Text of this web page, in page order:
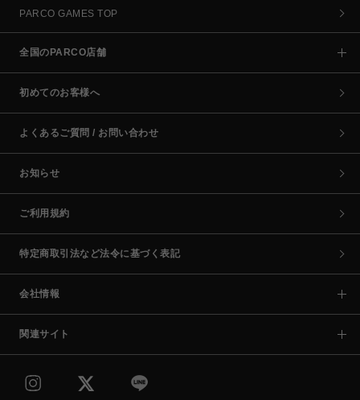
PARCO GAMES TOP
全国のPARCO店舗
初めてのお客様へ
よくあるご質問 / お問い合わせ
お知らせ
ご利用規約
特定商取引法など法令に基づく表記
会社情報
関連サイト